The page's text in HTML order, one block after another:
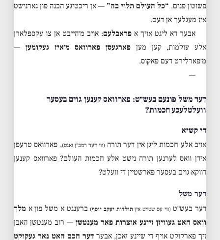
פשוט׳ן פנים. “כל העולם תלוי בה” — אן ריכטיגע הבנה פון גארנישט
איז מעגלעך אן דעם.
אבער דא ליגט אויך אפראבלעם: אויב מ׳הייבט אן צו עקספלארן
אלע עולמות, קען מען פארגעסן פארוואס מ׳איז געקומען —
מ׳פארלירט דעם פאקוס.
—
דער משל פונעם בעש״ט: פארוואס קענען גוים בעסער
וועלטלעכע חכמות?
די קשיא
אויב אלע חכמות ליגן אין דער תורה (ווי דער רמב״ן זאגט), פארוואס טרעפן
אידן וואס לערנען תורה נישט אלע חכמות העולם? פארוואס קענען
דווקא גוים בעסער פארשטיין די וועלט?
דער משל
דער בעש״ט (ווי עס שטייט אין תולדות יעקב יוסף) ברענגט א משל פון א מלך
וואס האט געוויזן זיינע אוצרות פאר מענטשן — רוב מענטשן האבן
זיך פארקוקט אויף די שיינע זאכן, אבערדער חכם האט נאר געקוקט